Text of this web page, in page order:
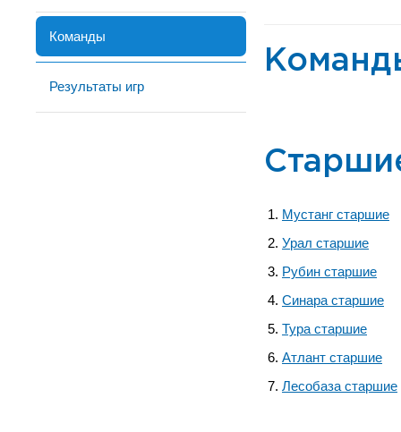
Команды
Результаты игр
Мустанг старшие
Урал старшие
Рубин старшие
Синара старшие
Тура старшие
Атлант старшие
Лесобаза старшие